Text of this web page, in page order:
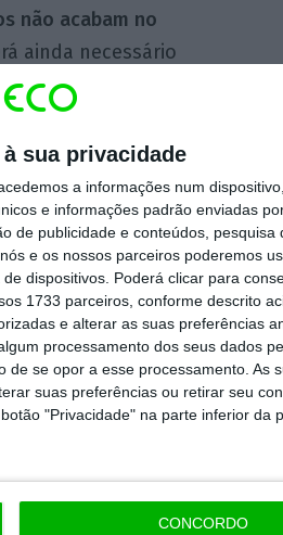
sua privacidade
a informações num
e informações padrão enviadas
de publicidade e conteúdos, pesquisa
e os nossos parceiros poderemos
dispositivos. Poderá clicar para
1733 parceiros, conforme descrito
e alterar as suas preferências
processamento dos seus dados
se opor a esse processamento. As
suas preferências ou retirar seu
"Privacidade" na parte inferior da
CONCORDO
não acabam no
ainda necessário
que as
por muito
em, logo
que tem trilhado
frota, reforço da
(…) e
visando a